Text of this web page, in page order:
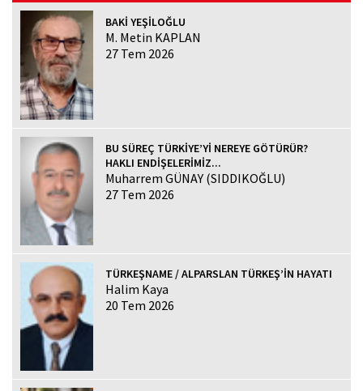
BAKİ YEŞİLOĞLU
M. Metin KAPLAN
27 Tem 2026
BU SÜREÇ TÜRKİYE’Yİ NEREYE GÖTÜRÜR?
HAKLI ENDİŞELERİMİZ...
Muharrem GÜNAY (SIDDIKOĞLU)
27 Tem 2026
TÜRKEŞNAME / ALPARSLAN TÜRKEŞ’İN HAYATI
Halim Kaya
20 Tem 2026